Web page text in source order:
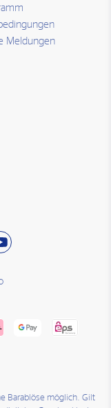
Meldungen
Barablöse möglich. Gilt